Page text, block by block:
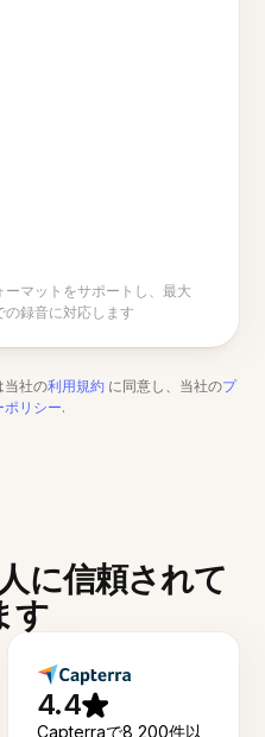
マットをサポートし、最大
録音に対応します
当社の利用規約 に同意し、当社のプ
ポリシー.
に信頼されて
す
4.4
Capterraで8,200件以